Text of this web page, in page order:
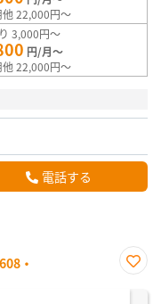
22,000円～
3,000円～
円/月～
22,000円～
電話する
・
に入